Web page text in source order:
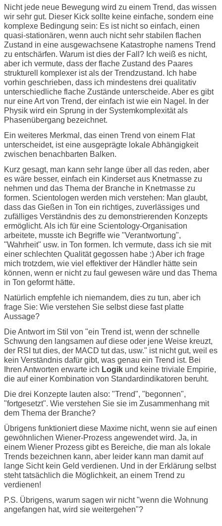
Nicht jede neue Bewegung wird zu einem Trend, das wissen
wir sehr gut. Dieser Kick sollte keine einfache, sondern eine
komplexe Bedingung sein: Es ist nicht so einfach, einen
quasi-stationären, wenn auch nicht sehr stabilen flachen
Zustand in eine ausgewachsene Katastrophe namens Trend
zu entschärfen. Warum ist dies der Fall? Ich weiß es nicht,
aber ich vermute, dass der flache Zustand des Paares
strukturell komplexer ist als der Trendzustand. Ich habe
vorhin geschrieben, dass ich mindestens drei qualitativ
unterschiedliche flache Zustände unterscheide. Aber es gibt
nur eine Art von Trend, der einfach ist wie ein Nagel. In der
Physik wird ein Sprung in der Systemkomplexität als
Phasenübergang bezeichnet.
Ein weiteres Merkmal, das einen Trend von einem Flat
unterscheidet, ist eine ausgeprägte lokale Abhängigkeit
zwischen benachbarten Balken.
Kurz gesagt, man kann sehr lange über all das reden, aber
es wäre besser, einfach ein Kinderset aus Knetmasse zu
nehmen und das Thema der Branche in Knetmasse zu
formen. Scientologen werden mich verstehen: Man glaubt,
dass das Gießen in Ton ein richtiges, zuverlässiges und
zufälliges Verständnis des zu demonstrierenden Konzepts
ermöglicht. Als ich für eine Scientology-Organisation
arbeitete, musste ich Begriffe wie "Verantwortung",
"Wahrheit" usw. in Ton formen. Ich vermute, dass ich sie mit
einer schlechten Qualität gegossen habe :) Aber ich frage
mich trotzdem, wie viel effektiver der Händler hätte sein
können, wenn er nicht zu faul gewesen wäre und das Thema
in Ton geformt hätte.
Natürlich empfehle ich niemandem, dies zu tun, aber ich
frage Sie: Wie verstehen Sie selbst diese fast platte
Aussage?
Die Antwort im Stil von "ein Trend ist, wenn der schnelle
Schwung den langsamen auf diese oder jene Weise kreuzt,
der RSI tut dies, der MACD tut das, usw." ist nicht gut, weil es
kein Verständnis dafür gibt, was genau ein Trend ist. Bei
Ihren Antworten erwarte ich Logik und keine triviale Empirie,
die auf einer Kombination von Standardindikatoren beruht.
Die drei Konzepte lauten also: "Trend", "begonnen",
"fortgesetzt". Wie verstehen Sie sie im Zusammenhang mit
dem Thema der Branche?
Übrigens funktioniert diese Maxime nicht, wenn sie auf einen
gewöhnlichen Wiener-Prozess angewendet wird. Ja, in
einem Wiener Prozess gibt es Bereiche, die man als lokale
Trends bezeichnen kann, aber leider kann man damit auf
lange Sicht kein Geld verdienen. Und in der Erklärung selbst
steht tatsächlich die Möglichkeit, an einem Trend zu
verdienen!
P.S. Übrigens, warum sagen wir nicht "wenn die Wohnung
angefangen hat, wird sie weitergehen"?